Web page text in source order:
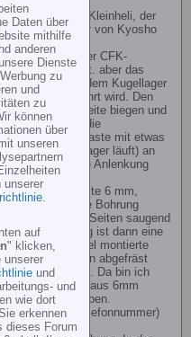
faszinierender Kleinheli, der
hat, die aber von Kyosho
Mit der CFK-
Schritt gemacht. aber das
Ring mit dem Kugellager
geführt wird. Den
nach jeder Seite biegen und
Schritt ist die
Plaste an Plaste mit etwas
in die Kugellager läuft) an
eine Anlenkung
Ring Breite 6 mm,
19 mm. In die Bohrung
von beiden Seiten saugend
In den Ring ist dann eine
den Winkelhebel montierte
muß er vorn abgefräst
vorbei kann. Da bin ich
das Teil auch aus 6mm
und reiben.
mal Deine Telefonnummer)
Daten über
mithilfe
anderen
Dienste
zu
und
zu
können
über
unseren
unserer
.
auf
" klicken,
unserer
und
und
wie dort
erkennen
dieses Forum